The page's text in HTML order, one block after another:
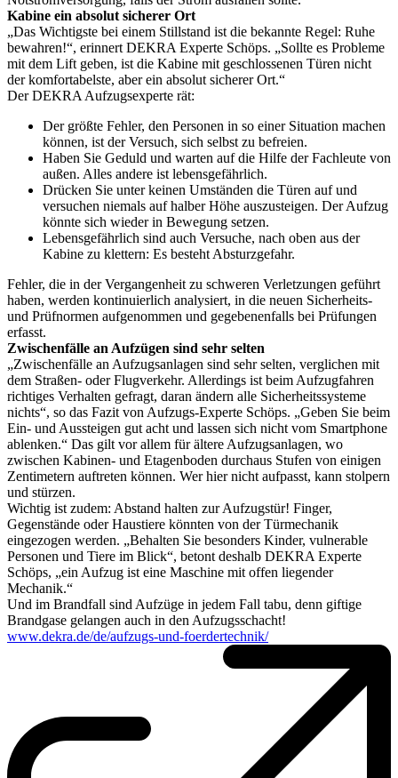
Kabine ein absolut sicherer Ort
„Das Wichtigste bei einem Stillstand ist die bekannte Regel: Ruhe
bewahren!“, erinnert DEKRA Experte Schöps. „Sollte es Probleme
mit dem Lift geben, ist die Kabine mit geschlossenen Türen nicht
der komfortabelste, aber ein absolut sicherer Ort.“
Der DEKRA Aufzugsexperte rät:
Der größte Fehler, den Personen in so einer Situation machen
können, ist der Versuch, sich selbst zu befreien.
Haben Sie Geduld und warten auf die Hilfe der Fachleute von
außen. Alles andere ist lebensgefährlich.
Drücken Sie unter keinen Umständen die Türen auf und
versuchen niemals auf halber Höhe auszusteigen. Der Aufzug
könnte sich wieder in Bewegung setzen.
Lebensgefährlich sind auch Versuche, nach oben aus der
Kabine zu klettern: Es besteht Absturzgefahr.
Fehler, die in der Vergangenheit zu schweren Verletzungen geführt
haben, werden kontinuierlich analysiert, in die neuen Sicherheits-
und Prüfnormen aufgenommen und gegebenenfalls bei Prüfungen
erfasst.
Zwischenfälle an Aufzügen sind sehr selten
„Zwischenfälle an Aufzugsanlagen sind sehr selten, verglichen mit
dem Straßen- oder Flugverkehr. Allerdings ist beim Aufzugfahren
richtiges Verhalten gefragt, daran ändern alle Sicherheitssysteme
nichts“, so das Fazit von Aufzugs-Experte Schöps. „Geben Sie beim
Ein- und Aussteigen gut acht und lassen sich nicht vom Smartphone
ablenken.“ Das gilt vor allem für ältere Aufzugsanlagen, wo
zwischen Kabinen- und Etagenboden durchaus Stufen von einigen
Zentimetern auftreten können. Wer hier nicht aufpasst, kann stolpern
und stürzen.
Wichtig ist zudem: Abstand halten zur Aufzugstür! Finger,
Gegenstände oder Haustiere könnten von der Türmechanik
eingezogen werden. „Behalten Sie besonders Kinder, vulnerable
Personen und Tiere im Blick“, betont deshalb DEKRA Experte
Schöps, „ein Aufzug ist eine Maschine mit offen liegender
Mechanik.“
Und im Brandfall sind Aufzüge in jedem Fall tabu, denn giftige
Brandgase gelangen auch in den Aufzugsschacht!
www.dekra.de/de/aufzugs-und-foerdertechnik/